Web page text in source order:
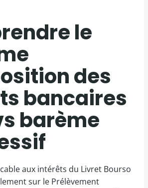
le
des
bancaires
barème
aux intérêts du Livret Bourso
sur le Prélèvement